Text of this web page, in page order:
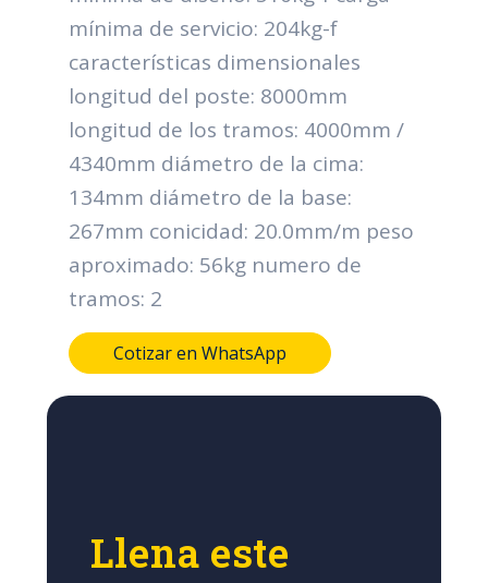
mínima de servicio: 204kg-f
características dimensionales
longitud del poste: 8000mm
longitud de los tramos: 4000mm /
4340mm diámetro de la cima:
134mm diámetro de la base:
267mm conicidad: 20.0mm/m peso
aproximado: 56kg numero de
tramos: 2
Cotizar en WhatsApp
Llena este